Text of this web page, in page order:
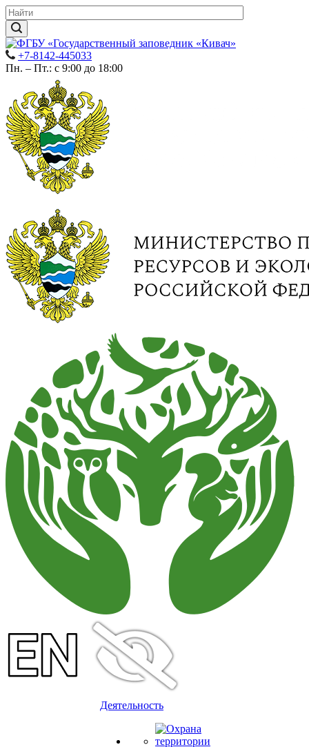
+7-8142-445033
Пн. – Пт.: с 9:00 до 18:00
Деятельность